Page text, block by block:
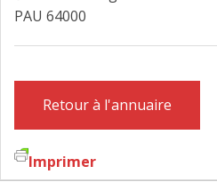
FAIRE DESIGNER UN AVOCAT
CONTACT
PAU 64000
Retour à l'annuaire
Imprimer